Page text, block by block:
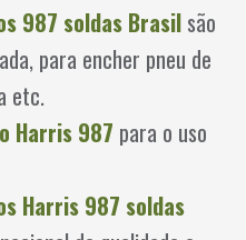
987 soldas Brasil são
para encher pneu de
etc.
Harris 987 para o uso
Harris 987 soldas